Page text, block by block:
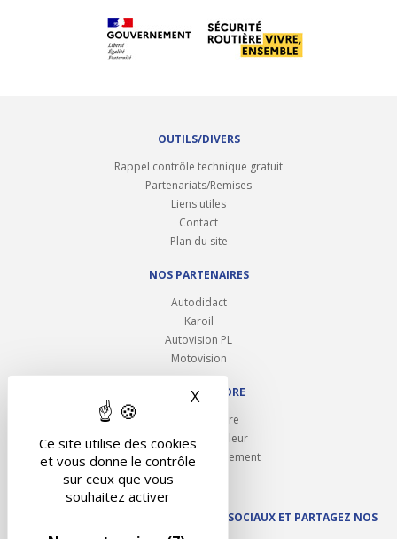
Ce site utilise des cookies
et vous donne le contrôle
sur ceux que vous
souhaitez activer
X Masquer le bandeau des
OUTILS/DIVERS
Rappel contrôle technique gratuit
Partenariats/Remises
Liens utiles
Contact
Plan du site
NOS PARTENAIRES
Autodidact
Karoil
Autovision PL
Motovision
NOUS REJOINDRE
Ouvrir un centre
Devenez contrôleur
Carrières et recrutement
SUIVEZ AUTOVISION SUR LES RÉSEAUX SOCIAUX ET PARTAGEZ NOS
ACTUS